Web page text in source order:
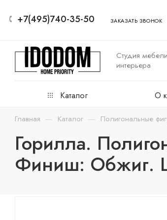
+7(495)740-35-50 ЗАКАЗАТЬ ЗВОНОК
Студия
интерьера
Каталог О
Главная — Каталог — Полигональные
Горилла.
Финиш: Обжиг.